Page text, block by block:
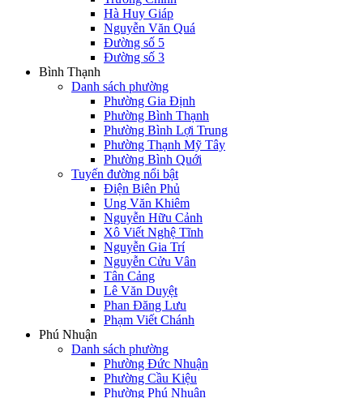
Hà Huy Giáp
Nguyễn Văn Quá
Đường số 5
Đường số 3
Bình Thạnh
Danh sách phường
Phường Gia Định
Phường Bình Thạnh
Phường Bình Lợi Trung
Phường Thạnh Mỹ Tây
Phường Bình Quới
Tuyến đường nổi bật
Điện Biên Phủ
Ung Văn Khiêm
Nguyễn Hữu Cảnh
Xô Viết Nghệ Tĩnh
Nguyễn Gia Trí
Nguyễn Cửu Vân
Tân Cảng
Lê Văn Duyệt
Phan Đăng Lưu
Phạm Viết Chánh
Phú Nhuận
Danh sách phường
Phường Đức Nhuận
Phường Cầu Kiệu
Phường Phú Nhuận